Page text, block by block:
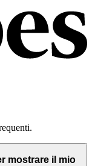
mostrare il mio